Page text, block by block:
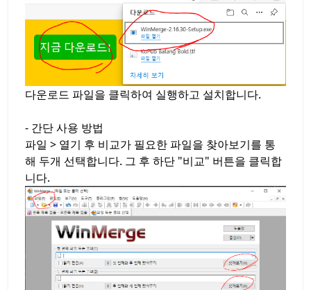
다운로드 파일을 클릭하여 실행하고 설치합니다.
- 간단 사용 방법
파일 > 열기 후 비교가 필요한 파일을 찾아보기를 통
해 두개 선택합니다. 그 후 하단 "비교" 버튼을 클릭합
니다.